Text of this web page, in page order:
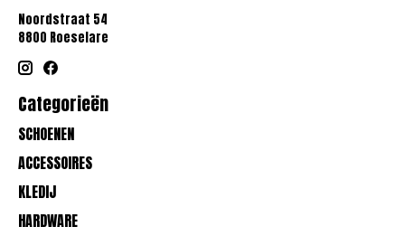
Noordstraat 54
8800 Roeselare
Categorieën
SCHOENEN
ACCESSOIRES
KLEDIJ
HARDWARE